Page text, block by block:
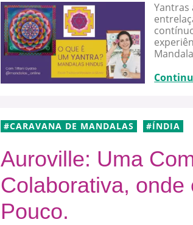
Yantras
CARAVANA DE MANDALAS ÍNDIA
Auroville: Uma
Colaborativa,
Pouco.